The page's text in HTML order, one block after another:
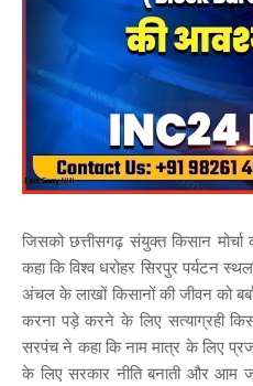
जिसको छत्तीसगढ़ संयुक्त किसान मोर्चा
कहा कि विश्व धरोहर सिरपुर पर्यटन
अंचल के लाखों किसानों की जीवन को
करना पड़े करने के लिए सत्याग्रही
सरपंच ने कहा कि नाम मात्र के लिए
के लिए सरकार नीति बनाती और आम